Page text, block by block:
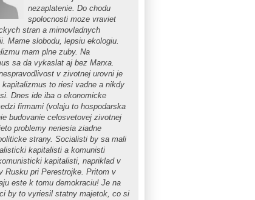
nezaplatenie. Do chodu
spolocnosti moze vraviet
stran a mimovladnych
Mame slobodu, lepsiu ekologiu.
mam plne zuby. Na
sa da vykaslat aj bez Marxa.
v zivotnej urovni je
kapitalizmus to riesi vadne a nikdy
Dnes ide iba o ekonomicke
firmami (volaju to hospodarska
budovanie celosvetovej zivotnej
problemy neriesia ziadne
strany. Socialisti by sa mali
kapitalisti a komunisti
kapitalisti, napriklad v
Rusku pri Perestrojke. Pritom v
este k tomu demokraciu! Je na
by to vyriesil statny majetok, co si